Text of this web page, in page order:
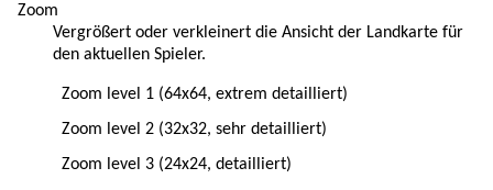
Zoom
Vergrößert oder verkleinert die Ansicht der Landkarte für
den aktuellen Spieler.
Zoom level 1 (64x64, extrem detailliert)
Zoom level 2 (32x32, sehr detailliert)
Zoom level 3 (24x24, detailliert)